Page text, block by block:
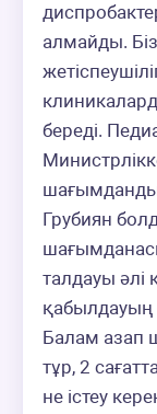
алмайды.
береді.
Грубиян
талдауы әлі
қабылдауың
Балам азап
тұр, 2
не істеу